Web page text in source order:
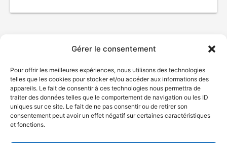
Gérer le consentement
Pour offrir les meilleures expériences, nous utilisons des technologies
telles que les cookies pour stocker et/ou accéder aux informations des
appareils. Le fait de consentir à ces technologies nous permettra de
traiter des données telles que le comportement de navigation ou les ID
uniques sur ce site. Le fait de ne pas consentir ou de retirer son
consentement peut avoir un effet négatif sur certaines caractéristiques
et fonctions.